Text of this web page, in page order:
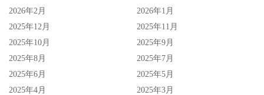
目前电影上映后的某些讨论声音，认为安德鲁加菲值得再一
部蜘蛛人电影，确实有其原因，无论是老二总是无法得到关
注与关爱的普世想法外，安德鲁确实在三位蜘蛛人当中也有
类似的遭遇，不过仔细想想真正让《惊奇再起2》出现问题
2026年2月
2026年1月
2025年12月
2025年11月
2025年10月
2025年9月
2025年8月
2025年7月
2025年6月
2025年5月
2025年4月
2025年3月